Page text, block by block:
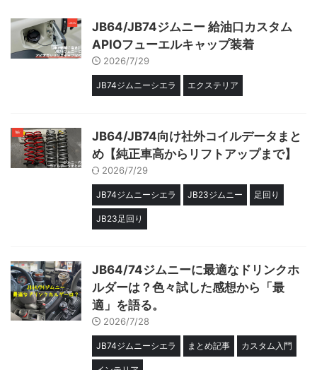
JB64/JB74ジムニー 給油口カスタム
APIOフューエルキャップ装着
2026/7/29
JB74ジムニーシエラ エクステリア
JB64/JB74向け社外コイルデータまと
め【純正車高からリフトアップまで】
2026/7/29
JB74ジムニーシエラ JB23ジムニー 足回り
JB23足回り
JB64/74ジムニーに最適なドリンクホ
ルダーは？色々試した感想から「最
適」を語る。
2026/7/28
JB74ジムニーシエラ まとめ記事 カスタム入門